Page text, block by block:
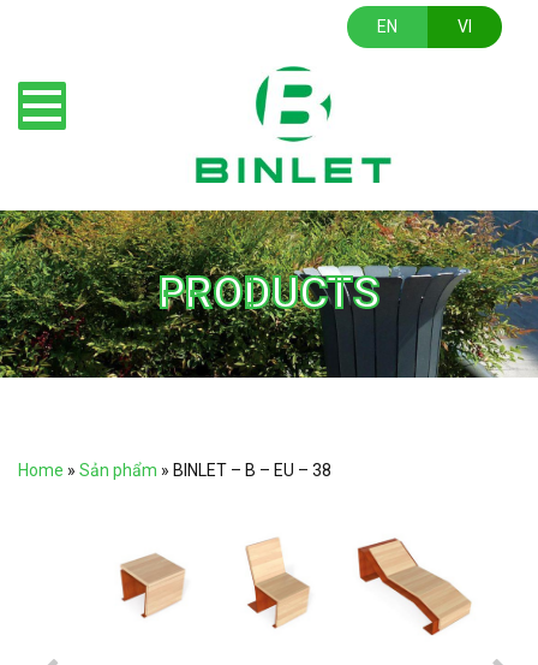
EN VI
PRODUCTS
Home » Sản phẩm » BINLET – B – EU – 38